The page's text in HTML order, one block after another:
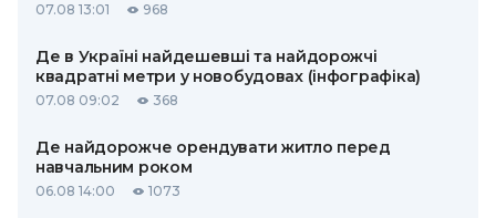
07.08 13:01 968
Де в Україні найдешевші та найдорожчі
квадратні метри у новобудовах (інфографіка)
07.08 09:02 368
Де найдорожче орендувати житло перед
навчальним роком
06.08 14:00 1073